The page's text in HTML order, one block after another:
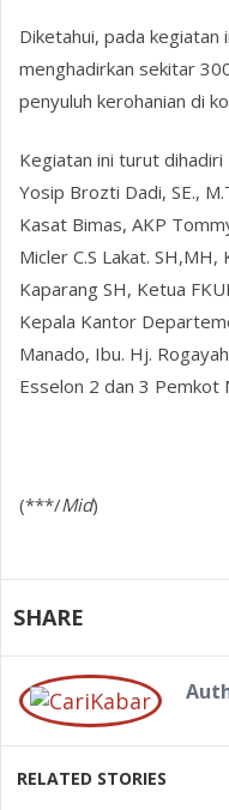
Diketahui, pada kegiatan
menghadirkan sekitar
penyuluh kerohanian di
Kegiatan ini turut
Yosip Brozti Dadi, SE.,
Kasat Bimas, AKP
Micler C.S Lakat.
Kaparang SH, Ketua
Kepala Kantor
Manado, Ibu. Hj.
Esselon 2 dan 3 Pemkot
(***/Mid)
SHARE
RELATED STORIES